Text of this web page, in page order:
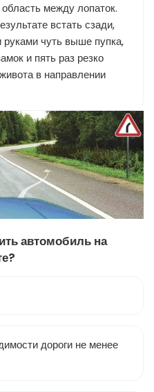
между лопаток.
встать сзади,
руками чуть выше пупка,
и пять раз резко
в направлении
автомобиль на
дороги не менее